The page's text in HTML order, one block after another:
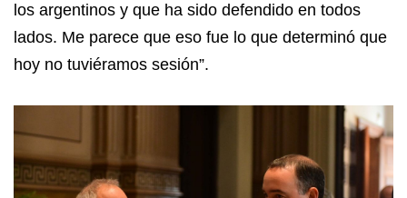
los argentinos y que ha sido defendido en todos
lados. Me parece que eso fue lo que determinó que
hoy no tuviéramos sesión”.